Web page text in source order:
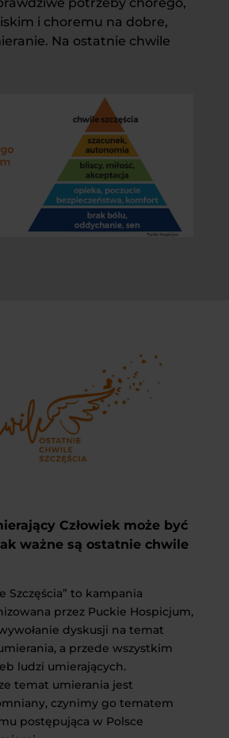
i choremu na dobre,
Na ostatnie chwile
Człowiek może być
ważne są ostatnie chwile
Szczęścia” to kampania
przez Puckie Hospicjum,
dyskusji na temat
a przede wszystkim
ludzi umierających.
temat umierania jest
czynimy go tematem
postępująca w Polsce